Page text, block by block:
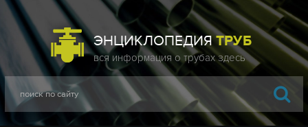
ЭНЦИКЛОПЕДИЯТРУБ